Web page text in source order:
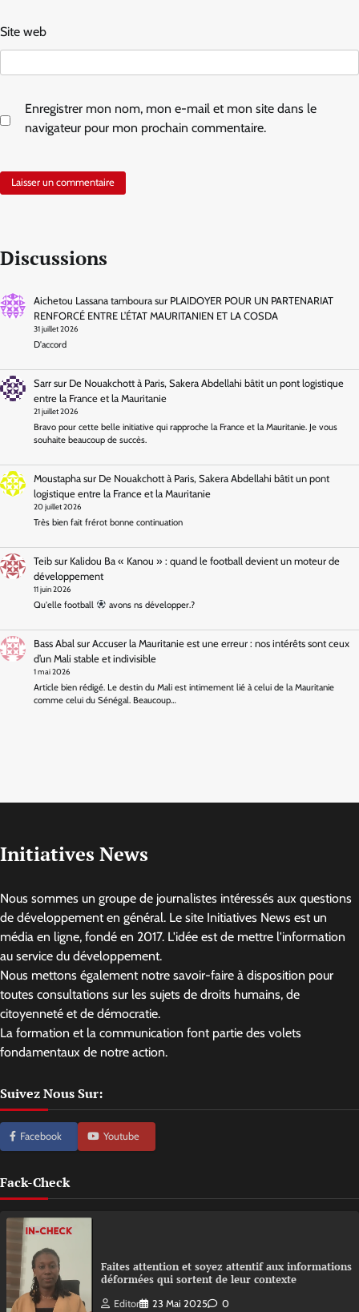
Site web
Enregistrer mon nom, mon e-mail et mon site dans le
navigateur pour mon prochain commentaire.
Discussions
Aichetou Lassana tambourasur PLAIDOYER POUR UN PARTENARIAT
RENFORCÉ ENTRE L’ÉTAT MAURITANIEN ET LA COSDA
31 juillet 2026
D'accord
Sarrsur De Nouakchott à Paris, Sakera Abdellahi bâtit un pont logistique
entre la France et la Mauritanie
21 juillet 2026
Bravo pour cette belle initiative qui rapproche la France et la Mauritanie. Je vous
souhaite beaucoup de succès.
Moustaphasur De Nouakchott à Paris, Sakera Abdellahi bâtit un pont
logistique entre la France et la Mauritanie
20 juillet 2026
Très bien fait frérot bonne continuation
Teibsur Kalidou Ba « Kanou » : quand le football devient un moteur de
développement
11 juin 2026
Qu'elle football avons ns développer.?
Bass Abal sur Accuser la Mauritanie est une erreur : nos intérêts sont ceux
d’un Mali stable et indivisible
1 mai 2026
Article bien rédigé. Le destin du Mali est intimement lié à celui de la Mauritanie
comme celui du Sénégal. Beaucoup…
Initiatives News
Nous sommes un groupe de journalistes intéressés aux questions
de développement en général. Le site Initiatives News est un
média en ligne, fondé en 2017. L'idée est de mettre l'information
au service du développement.
Nous mettons également notre savoir-faire à disposition pour
toutes consultations sur les sujets de droits humains, de
citoyenneté et de démocratie.
La formation et la communication font partie des volets
fondamentaux de notre action.
Suivez Nous Sur:
Facebook Youtube
Fack-Check
Faites attention et soyez attentif aux informations
déformées qui sortent de leur contexte
Editor 23 Mai 2025 0